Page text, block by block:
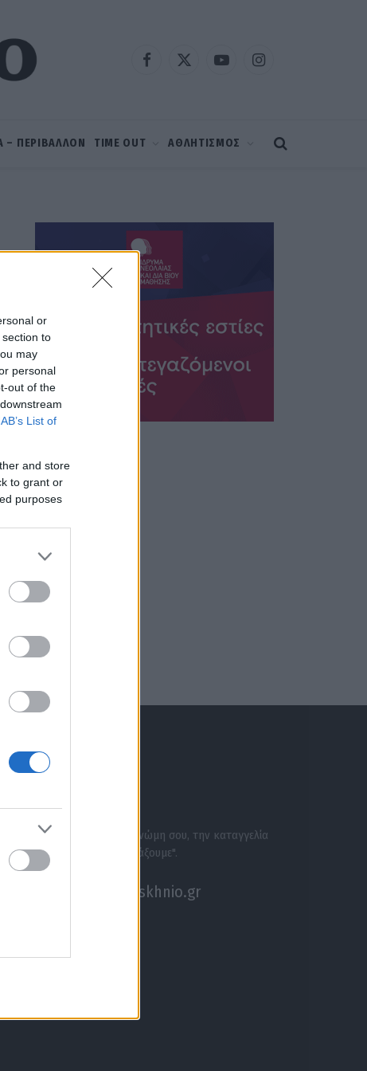
or
to
may
personal
out of the
List of
and store
to grant or
purposes
Facebook
X
YouTubeInstagram
– ΠΕΡΙΒΑΛΛΟΝ TIME OUT ΑΘΛΗΤΙΣΜΟΣ
ΕΝΗΜΕΡΩΣΟΥ ΠΡΩΤΟΣ
ΣΕ ΑΚΟΥΜΕ
Στείλε την άποψή σου, τη γνώμη σου, την καταγγελία
σου, ή αν θέλεις κάτι να "ψάξουμε".
akouseme@paraskhnio.gr